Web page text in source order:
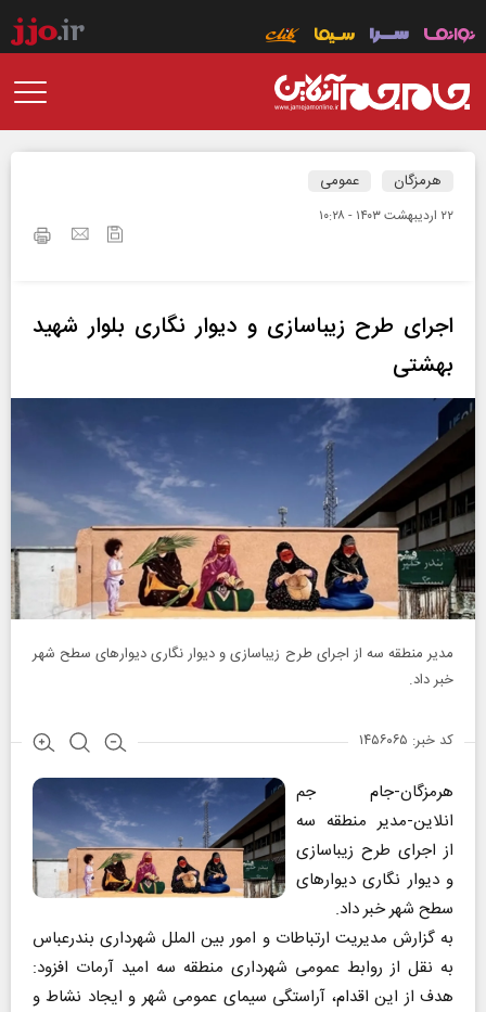
هرمزگان عمومی
۲۲ ارديبهشت ۱۴۰۳ - ۱۰:۲۸
اجرای طرح زیباسازی و دیوار نگاری بلوار شهید
بهشتی
مدیر منطقه سه از اجرای طرح زیباسازی و دیوار نگاری دیوارهای سطح شهر
خبر داد.
کد خبر: ۱۴۵۶۰۶۵
هرمزگان-جام جم
انلاین-مدیر منطقه سه
از اجرای طرح زیباسازی
و دیوار نگاری دیوارهای
سطح شهر خبر داد.
به گزارش مدیریت ارتباطات و امور بین الملل شهرداری بندرعباس
به نقل از روابط عمومی شهرداری منطقه سه امید آرمات افزود:
هدف از این اقدام، آراستگی سیمای عمومی شهر و ایجاد نشاط و